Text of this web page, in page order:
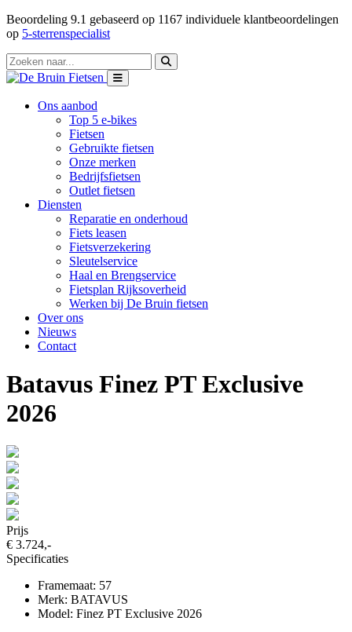
Beoordeling 9.1 gebaseerd op 1167 individuele klantbeoordelingen
op 5-sterrenspecialist
Ons aanbod
Top 5 e-bikes
Fietsen
Gebruikte fietsen
Onze merken
Bedrijfsfietsen
Outlet fietsen
Diensten
Reparatie en onderhoud
Fiets leasen
Fietsverzekering
Sleutelservice
Haal en Brengservice
Fietsplan Rijksoverheid
Werken bij De Bruin fietsen
Over ons
Nieuws
Contact
Batavus Finez PT Exclusive
2026
Prijs
€ 3.724,-
Specificaties
Framemaat: 57
Merk: BATAVUS
Model: Finez PT Exclusive 2026